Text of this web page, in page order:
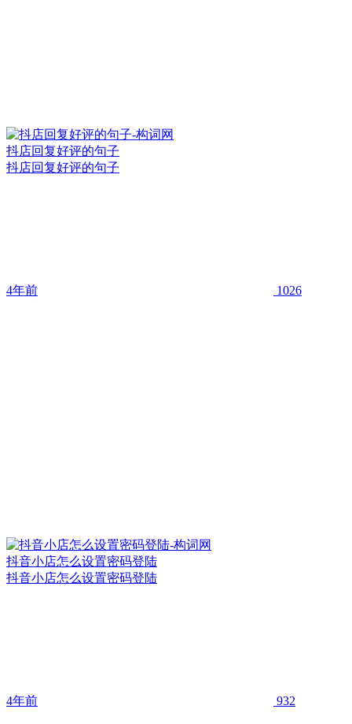
抖店回复好评的句子
抖店回复好评的句子
4年前 1026
抖音小店怎么设置密码登陆
抖音小店怎么设置密码登陆
4年前 932